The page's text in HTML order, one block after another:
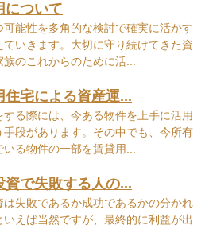
について
可能性を多角的な検討で確実に活かす
ていきます。大切に守り続けてきた資
のこれからのために活...
住宅による資産運...
する際には、今ある物件を上手に活用
手段があります。その中でも、今所有
いる物件の一部を賃貸用...
資で失敗する人の...
は失敗であるか成功であるかの分かれ
いえば当然ですが、最終的に利益が出